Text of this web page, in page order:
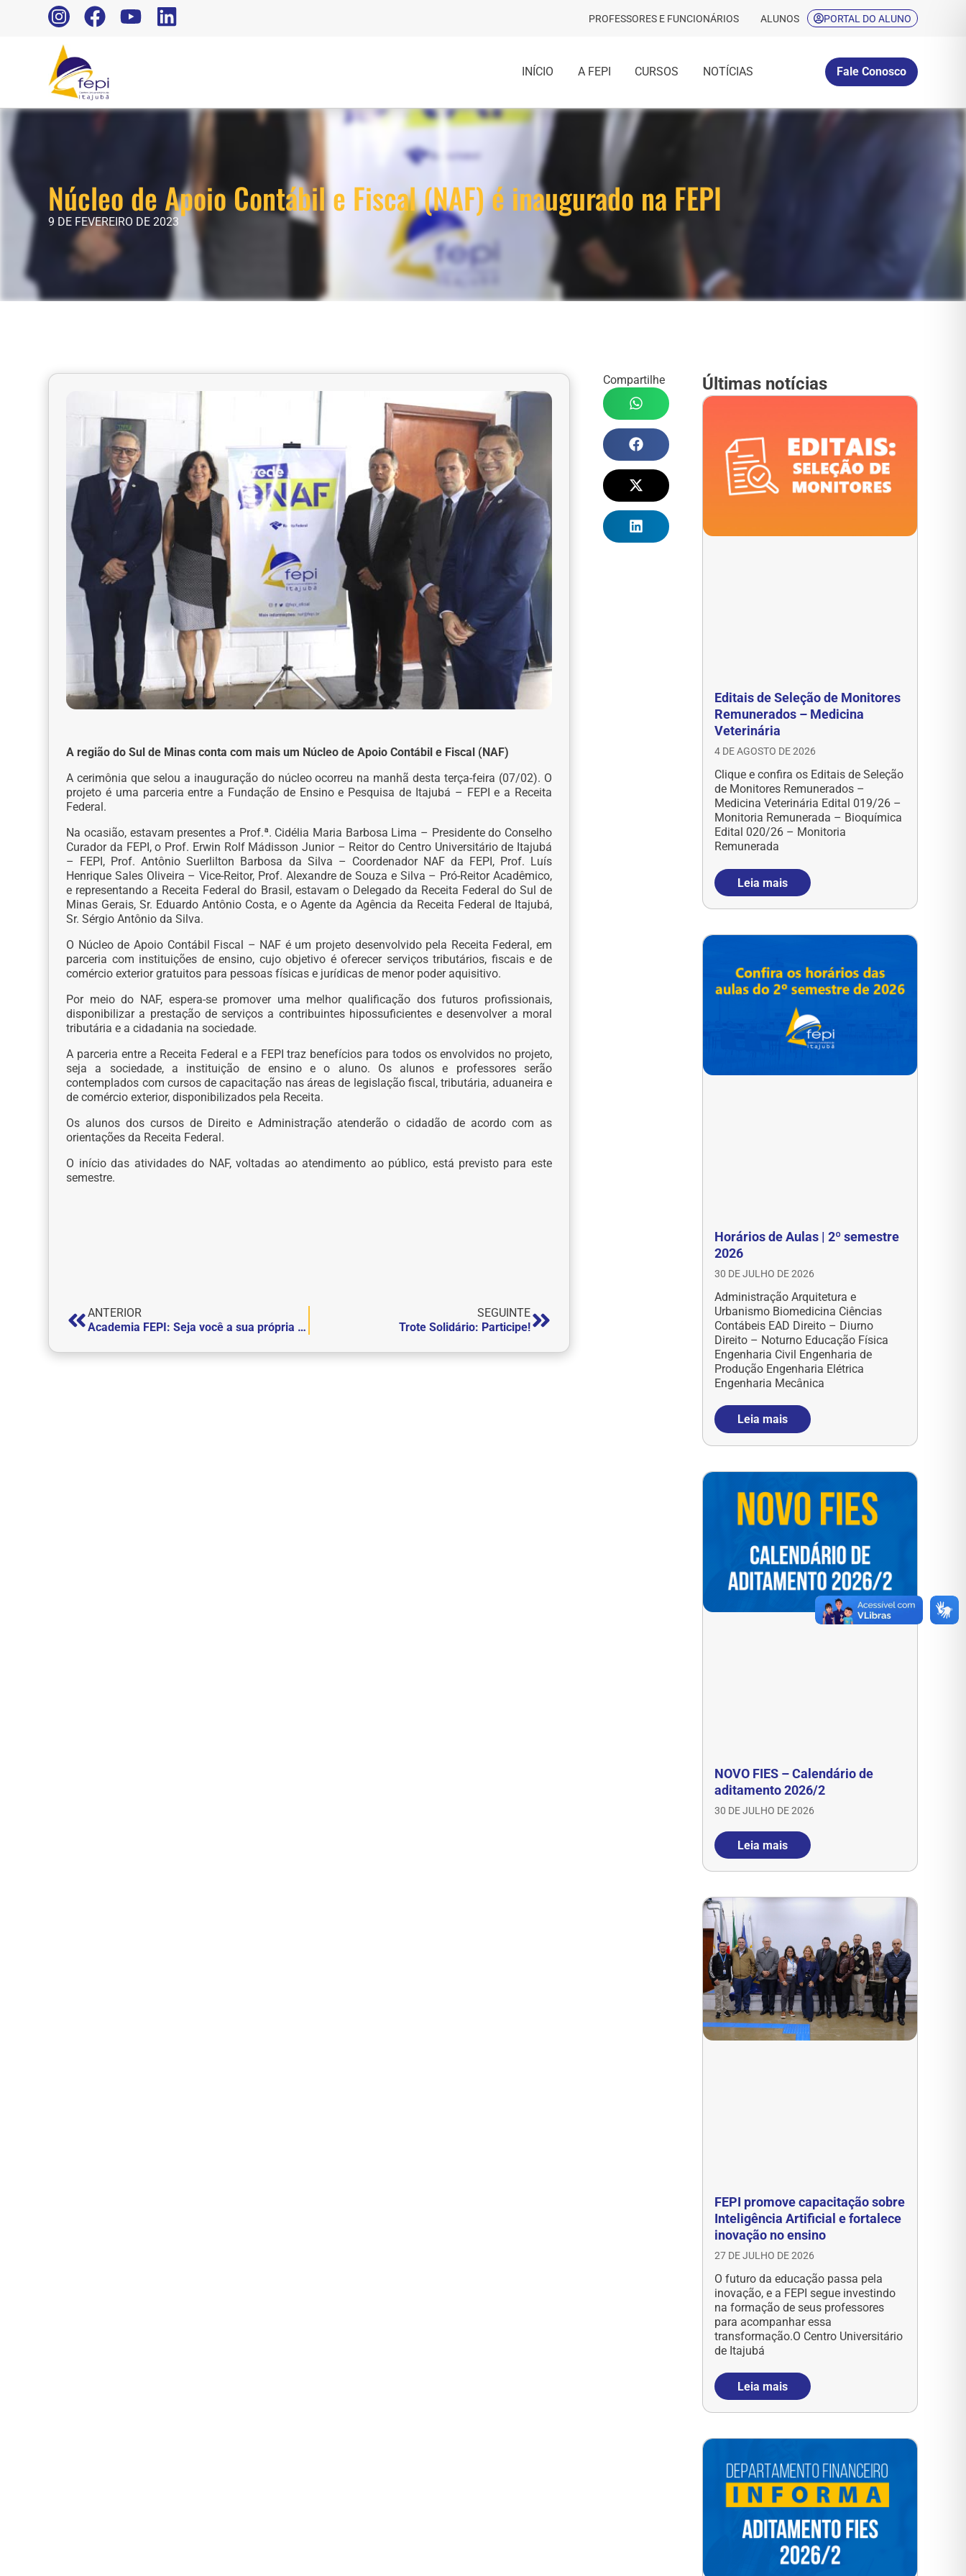
PROFESSORES E FUNCIONÁRIOS ALUNOS PORTAL DO ALUNO
INÍCIO A FEPI CURSOS NOTÍCIAS Fale Conosco
Núcleo de Apoio Contábil e Fiscal (NAF) é inaugurado na FEPI
9 DE FEVEREIRO DE 2023
A região do Sul de Minas conta com mais um Núcleo de Apoio Contábil e Fiscal (NAF)
A cerimônia que selou a inauguração do núcleo ocorreu na manhã desta terça-feira (07/02). O
projeto é uma parceria entre a Fundação de Ensino e Pesquisa de Itajubá – FEPI e a Receita
Federal.
Na ocasião, estavam presentes a Prof.ª. Cidélia Maria Barbosa Lima – Presidente do Conselho
Curador da FEPI, o Prof. Erwin Rolf Mádisson Junior – Reitor do Centro Universitário de Itajubá
– FEPI, Prof. Antônio Suerlilton Barbosa da Silva – Coordenador NAF da FEPI, Prof. Luís
Henrique Sales Oliveira – Vice-Reitor, Prof. Alexandre de Souza e Silva – Pró-Reitor Acadêmico,
e representando a Receita Federal do Brasil, estavam o Delegado da Receita Federal do Sul de
Minas Gerais, Sr. Eduardo Antônio Costa, e o Agente da Agência da Receita Federal de Itajubá,
Sr. Sérgio Antônio da Silva.
O Núcleo de Apoio Contábil Fiscal – NAF é um projeto desenvolvido pela Receita Federal, em
parceria com instituições de ensino, cujo objetivo é oferecer serviços tributários, fiscais e de
comércio exterior gratuitos para pessoas físicas e jurídicas de menor poder aquisitivo.
Por meio do NAF, espera-se promover uma melhor qualificação dos futuros profissionais,
disponibilizar a prestação de serviços a contribuintes hipossuficientes e desenvolver a moral
tributária e a cidadania na sociedade.
A parceria entre a Receita Federal e a FEPI traz benefícios para todos os envolvidos no projeto,
seja a sociedade, a instituição de ensino e o aluno. Os alunos e professores serão
contemplados com cursos de capacitação nas áreas de legislação fiscal, tributária, aduaneira e
de comércio exterior, disponibilizados pela Receita.
Os alunos dos cursos de Direito e Administração atenderão o cidadão de acordo com as
orientações da Receita Federal.
O início das atividades do NAF, voltadas ao atendimento ao público, está previsto para este
semestre.
ANTERIOR
Academia FEPI: Seja você a sua própria motivação!
SEGUINTE
Trote Solidário: Participe!
Compartilhe Últimas notícias
Editais de Seleção de Monitores
Remunerados – Medicina
Veterinária
4 DE AGOSTO DE 2026
Clique e confira os Editais de Seleção
de Monitores Remunerados –
Medicina Veterinária Edital 019/26 –
Monitoria Remunerada – Bioquímica
Edital 020/26 – Monitoria
Remunerada
Leia mais
Horários de Aulas | 2º semestre
2026
30 DE JULHO DE 2026
Administração Arquitetura e
Urbanismo Biomedicina Ciências
Contábeis EAD Direito – Diurno
Direito – Noturno Educação Física
Engenharia Civil Engenharia de
Produção Engenharia Elétrica
Engenharia Mecânica
Leia mais
NOVO FIES – Calendário de
aditamento 2026/2
30 DE JULHO DE 2026
Leia mais
FEPI promove capacitação sobre
Inteligência Artificial e fortalece
inovação no ensino
27 DE JULHO DE 2026
O futuro da educação passa pela
inovação, e a FEPI segue investindo
na formação de seus professores
para acompanhar essa
transformação.O Centro Universitário
de Itajubá
Leia mais